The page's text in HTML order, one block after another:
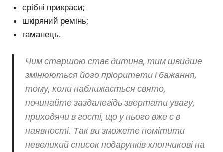
срібні прикраси;
шкіряний ремінь;
гаманець.
Чим старшою стає дитина, тим швидше
змінюються його пріоритети і бажання,
тому, коли наближається свято,
починайте заздалегідь звертати увагу,
приходячи в гості, що у нього вже є в
наявності. Так ви зможете помітити
невеликий список подарунків хлопчикові на